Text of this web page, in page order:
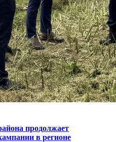
продолжает
в регионе